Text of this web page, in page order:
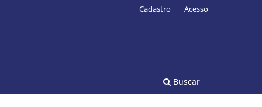
Buscar
Cadastro Acesso